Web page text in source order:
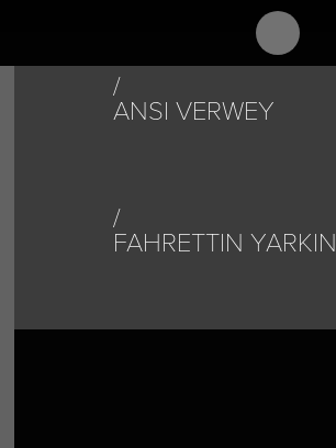
ANSI VERWEY
FAHRETTIN YARKIN